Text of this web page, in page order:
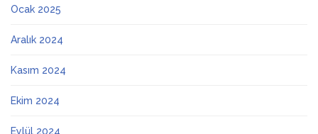
Ocak 2025
Aralık 2024
Kasım 2024
Ekim 2024
Eylül 2024